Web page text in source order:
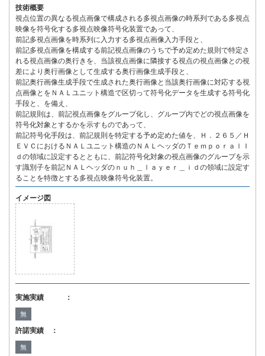
技術概要
視点位置の異なる視点画像で構成される多視点画像の時系列である多視点
映像を符号化する多視点映像符号化装置であって、
前記多視点画像を時系列に入力する多視点画像入力手段と、
前記多視点画像を構成する前記視点画像のうちで予め定めた規則で特定さ
れる視点画像の奥行きを、当該視点画像に隣接する視点の視点画像との視
差により奥行画像として生成する奥行画像生成手段と、
前記奥行画像生成手段で生成された奥行画像と当該奥行画像に対応する視
点画像とをＮＡＬユニット構造で区切って符号化データを生成する符号化
手段と、を備え、
前記規則は、前記視点画像をグループ化し、グループ内でどの視点画像を
符号化対象とするかを示すものであって、
前記符号化手段は、前記規則を特定する予め定めた値を、Ｈ．２６５／Ｈ
ＥＶＣにおけるＮＡＬユニット構造のＮＡＬヘッダのＴｅｍｐｏｒａｌＩ
ｄの領域に設定するとともに、前記符号化対象の視点画像のグループを示
す識別子を前記ＮＡＬヘッダのｎｕｈ＿ｌａｙｅｒ＿ｉｄの領域に設定す
ることを特徴とする多視点映像符号化装置。
イメージ図
実施実績 ：
無
許諾実績 ：
無